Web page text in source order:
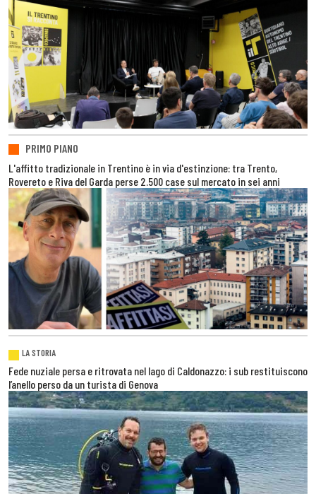
PRIMO PIANO
L'affitto tradizionale in Trentino è in via d'estinzione: tra Trento,
Rovereto e Riva del Garda perse 2.500 case sul mercato in sei anni
LA STORIA
Fede nuziale persa e ritrovata nel lago di Caldonazzo: i sub restituiscono
l’anello perso da un turista di Genova